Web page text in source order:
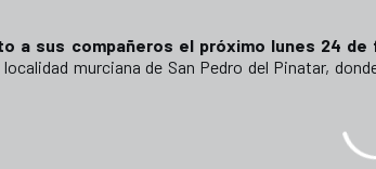
a sus compañeros el próximo lunes 24 de
murciana de San Pedro del Pinatar,